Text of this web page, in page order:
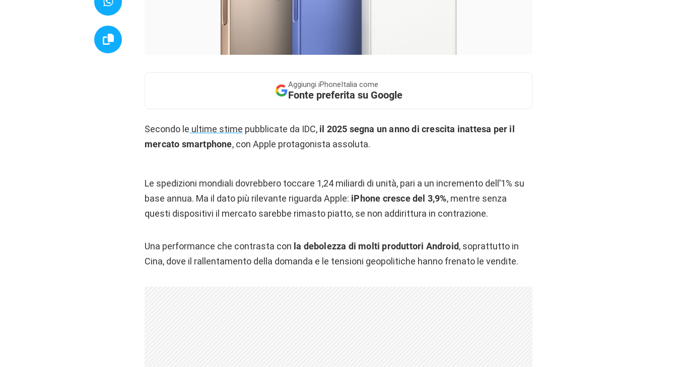
Aggiungi iPhoneItalia come
Fonte preferita su Google
Secondo le ultime stime pubblicate da IDC, il 2025 segna un anno di crescita inattesa per il
mercato smartphone, con Apple protagonista assoluta.
Le spedizioni mondiali dovrebbero toccare 1,24 miliardi di unità, pari a un incremento dell’1% su
base annua. Ma il dato più rilevante riguarda Apple: iPhone cresce del 3,9%, mentre senza
questi dispositivi il mercato sarebbe rimasto piatto, se non addirittura in contrazione.
Una performance che contrasta con la debolezza di molti produttori Android, soprattutto in
Cina, dove il rallentamento della domanda e le tensioni geopolitiche hanno frenato le vendite.